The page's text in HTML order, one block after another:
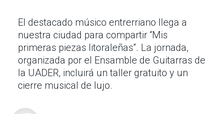
El destacado músico entrerriano llega a
nuestra ciudad para compartir “Mis
primeras piezas litoraleñas”. La jornada,
organizada por el Ensamble de Guitarras de
la UADER, incluirá un taller gratuito y un
cierre musical de lujo.